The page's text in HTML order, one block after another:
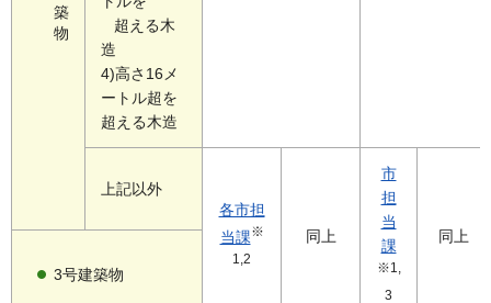
築
物
超える木
造
4)高さ16メ
ートル超を
超える木造
上記以外
各市担
当課※
1,2
同上
市
担
当
課
※1,
3
同上
3号建築物